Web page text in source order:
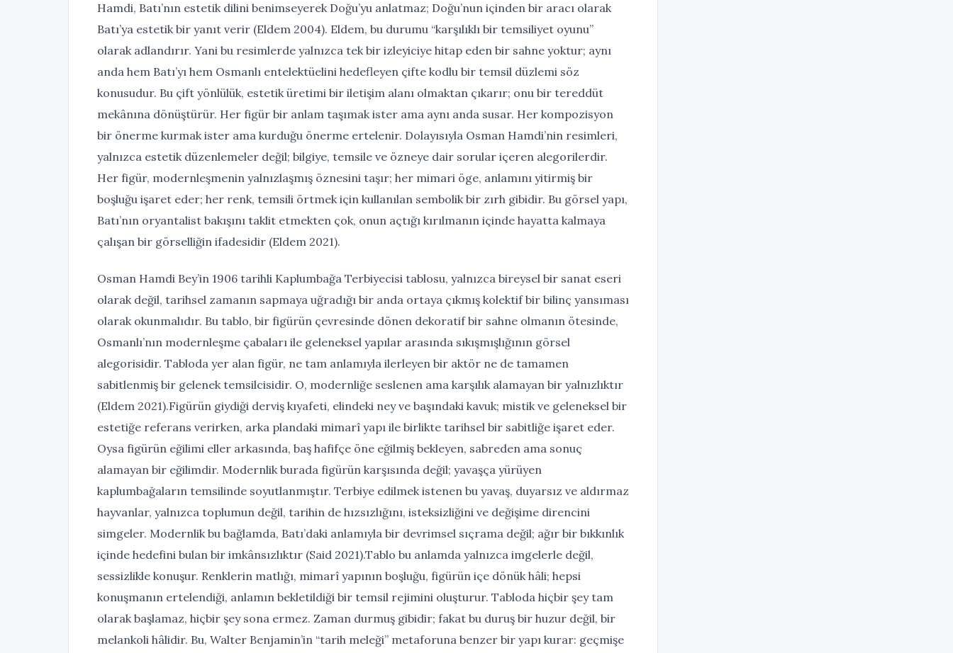
Hamdi, Batı’nın estetik dilini benimseyerek Doğu’yu anlatmaz; Doğu’nun içinden bir aracı olarak
Batı’ya estetik bir yanıt verir (Eldem 2004). Eldem, bu durumu “karşılıklı bir temsiliyet oyunu”
olarak adlandırır. Yani bu resimlerde yalnızca tek bir izleyiciye hitap eden bir sahne yoktur; aynı
anda hem Batı’yı hem Osmanlı entelektüelini hedefleyen çifte kodlu bir temsil düzlemi söz
konusudur. Bu çift yönlülük, estetik üretimi bir iletişim alanı olmaktan çıkarır; onu bir tereddüt
mekânına dönüştürür. Her figür bir anlam taşımak ister ama aynı anda susar. Her kompozisyon
bir önerme kurmak ister ama kurduğu önerme ertelenir. Dolayısıyla Osman Hamdi’nin resimleri,
yalnızca estetik düzenlemeler değil; bilgiye, temsile ve özneye dair sorular içeren alegorilerdir.
Her figür, modernleşmenin yalnızlaşmış öznesini taşır; her mimari öge, anlamını yitirmiş bir
boşluğu işaret eder; her renk, temsili örtmek için kullanılan sembolik bir zırh gibidir. Bu görsel yapı,
Batı’nın oryantalist bakışını taklit etmekten çok, onun açtığı kırılmanın içinde hayatta kalmaya
çalışan bir görselliğin ifadesidir (Eldem 2021).
Osman Hamdi Bey’in 1906 tarihli Kaplumbağa Terbiyecisi tablosu, yalnızca bireysel bir sanat eseri
olarak değil, tarihsel zamanın sapmaya uğradığı bir anda ortaya çıkmış kolektif bir bilinç yansıması
olarak okunmalıdır. Bu tablo, bir figürün çevresinde dönen dekoratif bir sahne olmanın ötesinde,
Osmanlı’nın modernleşme çabaları ile geleneksel yapılar arasında sıkışmışlığının görsel
alegorisidir. Tabloda yer alan figür, ne tam anlamıyla ilerleyen bir aktör ne de tamamen
sabitlenmiş bir gelenek temsilcisidir. O, modernliğe seslenen ama karşılık alamayan bir yalnızlıktır
(Eldem 2021).Figürün giydiği derviş kıyafeti, elindeki ney ve başındaki kavuk; mistik ve geleneksel bir
estetiğe referans verirken, arka plandaki mimarî yapı ile birlikte tarihsel bir sabitliğe işaret eder.
Oysa figürün eğilimi eller arkasında, baş hafifçe öne eğilmiş bekleyen, sabreden ama sonuç
alamayan bir eğilimdir. Modernlik burada figürün karşısında değil; yavaşça yürüyen
kaplumbağaların temsilinde soyutlanmıştır. Terbiye edilmek istenen bu yavaş, duyarsız ve aldırmaz
hayvanlar, yalnızca toplumun değil, tarihin de hızsızlığını, isteksizliğini ve değişime direncini
simgeler. Modernlik bu bağlamda, Batı’daki anlamıyla bir devrimsel sıçrama değil; ağır bir bıkkınlık
içinde hedefini bulan bir imkânsızlıktır (Said 2021).Tablo bu anlamda yalnızca imgelerle değil,
sessizlikle konuşur. Renklerin matlığı, mimarî yapının boşluğu, figürün içe dönük hâli; hepsi
konuşmanın ertelendiği, anlamın bekletildiği bir temsil rejimini oluşturur. Tabloda hiçbir şey tam
olarak başlamaz, hiçbir şey sona ermez. Zaman durmuş gibidir; fakat bu duruş bir huzur değil, bir
melankoli hâlidir. Bu, Walter Benjamin’in “tarih meleği” metaforuna benzer bir yapı kurar: geçmişe